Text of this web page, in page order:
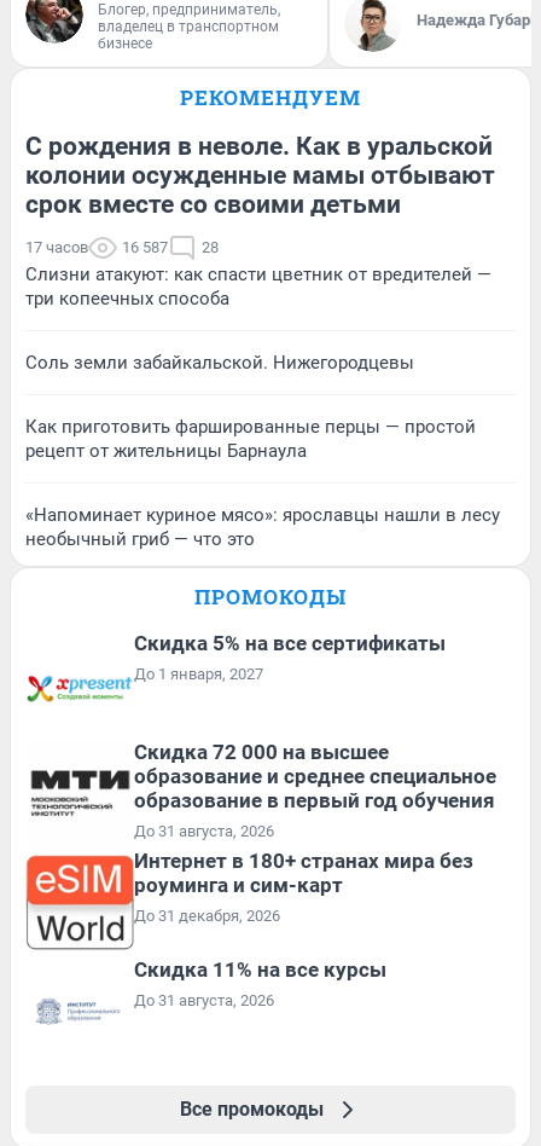
Блогер, предприниматель,
владелец в транспортном
бизнесе
Надежда Губарь
РЕКОМЕНДУЕМ
С рождения в неволе. Как в уральской
колонии осужденные мамы отбывают
срок вместе со своими детьми
17 часов 16 587 28
Слизни атакуют: как спасти цветник от вредителей —
три копеечных способа
Соль земли забайкальской. Нижегородцевы
Как приготовить фаршированные перцы — простой
рецепт от жительницы Барнаула
«Напоминает куриное мясо»: ярославцы нашли в лесу
необычный гриб — что это
ПРОМОКОДЫ
Скидка 5% на все сертификаты
До 1 января, 2027
Скидка 72 000 на высшее
образование и среднее специальное
образование в первый год обучения
До 31 августа, 2026
Интернет в 180+ странах мира без
роуминга и сим-карт
До 31 декабря, 2026
Скидка 11% на все курсы
До 31 августа, 2026
Все промокоды